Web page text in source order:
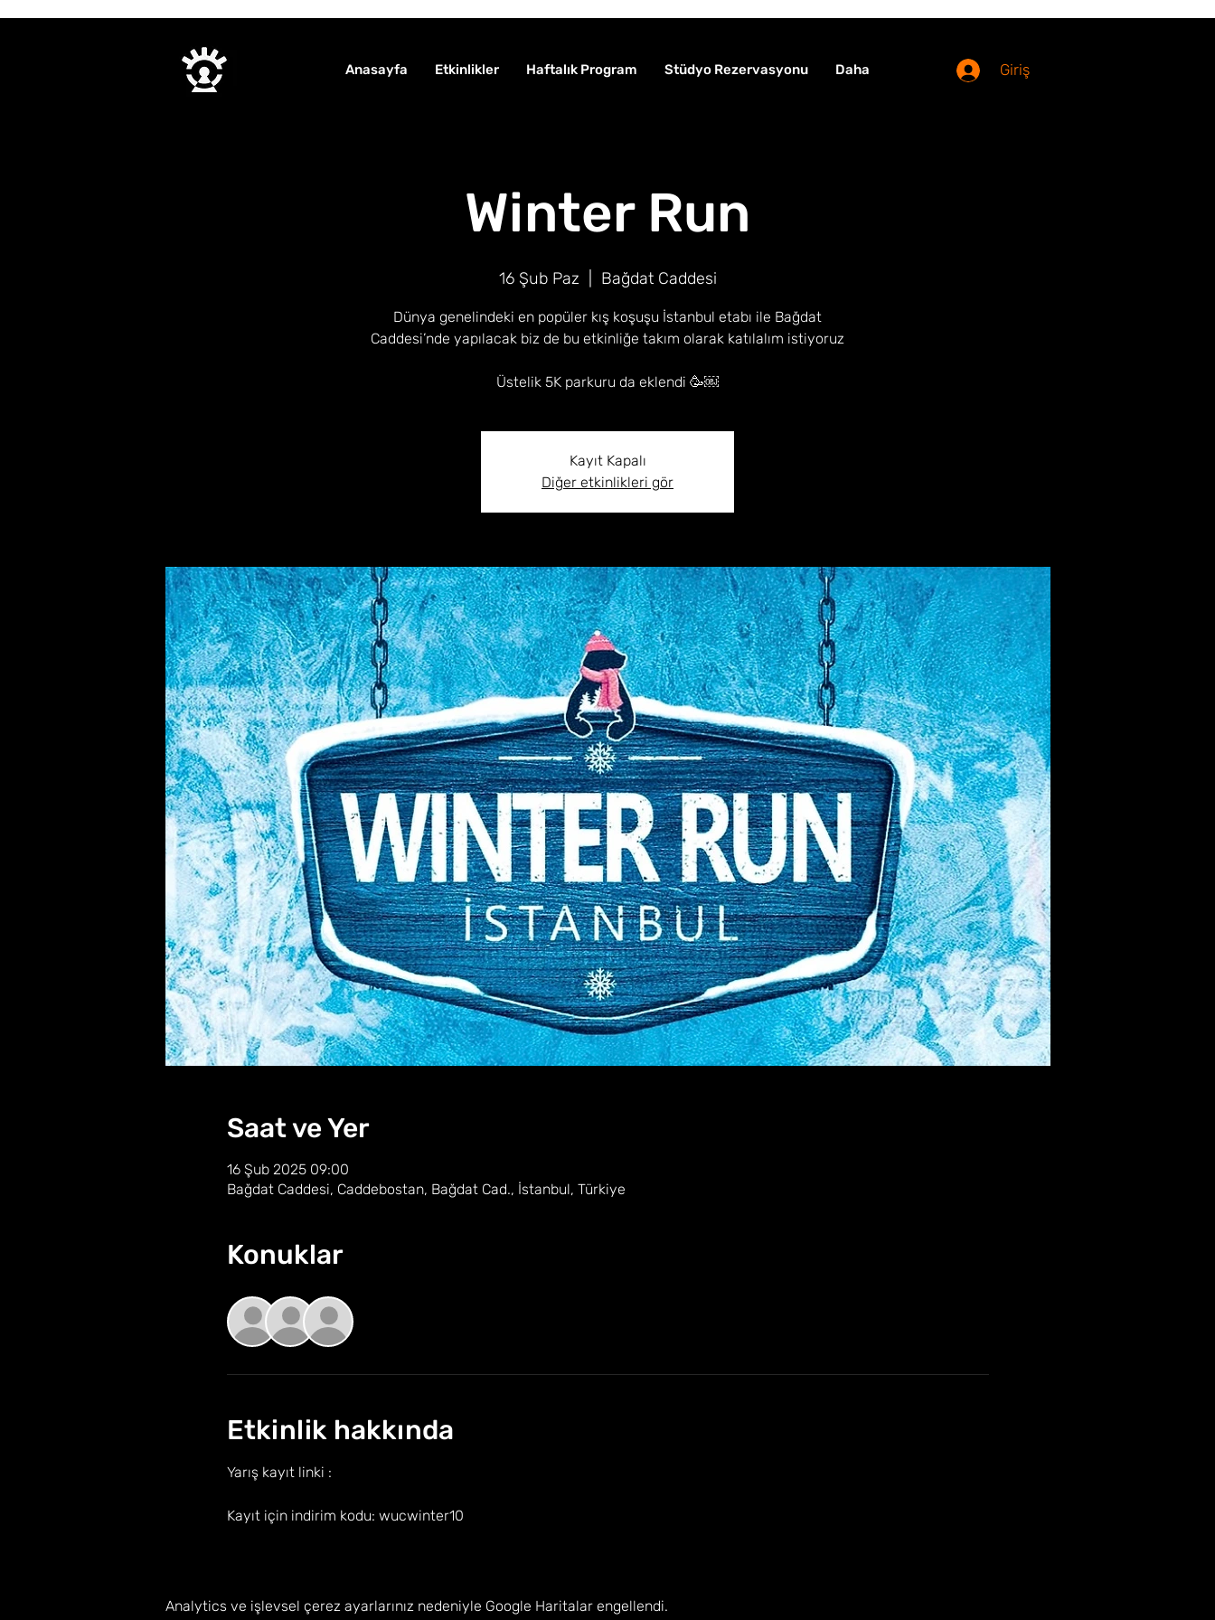
Anasayfa Etkinlikler Haftalık Program Stüdyo Rezervasyonu Daha Giriş
Winter Run
16 Şub Paz Bağdat Caddesi
Dünya genelindeki en popüler kış koşuşu İstanbul etabı ile Bağdat
Caddesi’nde yapılacak biz de bu etkinliğe takım olarak katılalım istiyoruz
Üstelik 5K parkuru da eklendi 🥳￼
Kayıt Kapalı
Diğer etkinlikleri gör
Saat ve Yer
16 Şub 2025 09:00
Bağdat Caddesi, Caddebostan, Bağdat Cad., İstanbul, Türkiye
Konuklar
Etkinlik hakkında
Yarış kayıt linki :
Kayıt için indirim kodu: wucwinter10
Analytics ve işlevsel çerez ayarlarınız nedeniyle Google Haritalar engellendi.